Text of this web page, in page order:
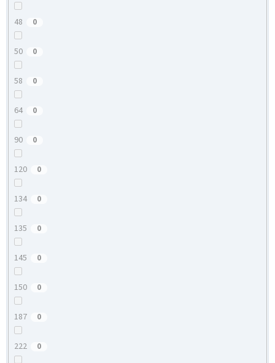
48 0
50 0
58 0
64 0
90 0
120 0
134 0
135 0
145 0
150 0
187 0
222 0